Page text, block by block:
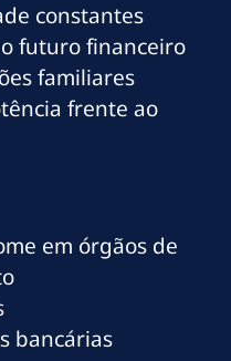
constantes
futuro financeiro
familiares
frente ao
em órgãos de
bancárias